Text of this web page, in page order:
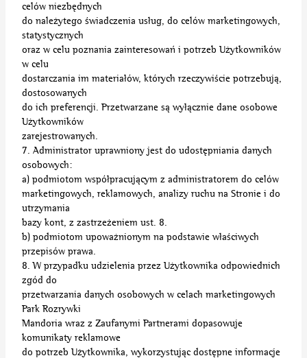
celów niezbędnych
do należytego świadczenia usług, do celów marketingowych,
statystycznych
oraz w celu poznania zainteresowań i potrzeb Użytkowników
w celu
dostarczania im materiałów, których rzeczywiście potrzebują,
dostosowanych
do ich preferencji. Przetwarzane są wyłącznie dane osobowe
Użytkowników
zarejestrowanych.
7. Administrator uprawniony jest do udostępniania danych
osobowych:
a) podmiotom współpracującym z administratorem do celów
marketingowych, reklamowych, analizy ruchu na Stronie i do
utrzymania
bazy kont, z zastrzeżeniem ust. 8.
b) podmiotom upoważnionym na podstawie właściwych
przepisów prawa.
8. W przypadku udzielenia przez Użytkownika odpowiednich
zgód do
przetwarzania danych osobowych w celach marketingowych
Park Rozrywki
Mandoria wraz z Zaufanymi Partnerami dopasowuje
komunikaty reklamowe
do potrzeb Użytkownika, wykorzystując dostępne informacje